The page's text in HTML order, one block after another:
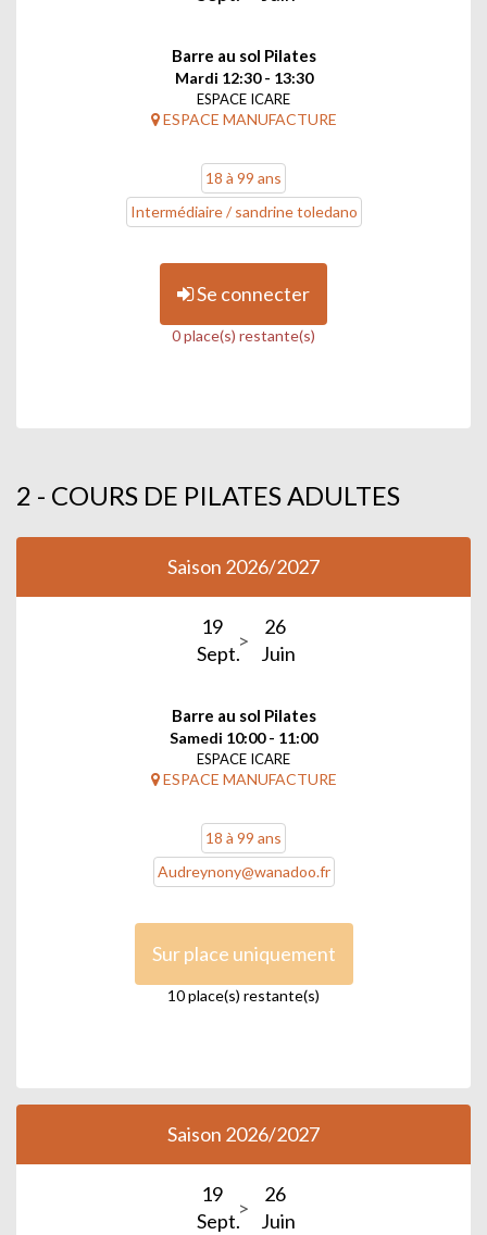
Barre au sol Pilates
Mardi 12:30 - 13:30
ESPACE ICARE
ESPACE MANUFACTURE
18 à 99 ans
Intermédiaire / sandrine toledano
Se connecter
0 place(s) restante(s)
2 - COURS DE PILATES ADULTES
Saison 2026/2027
19
Sept.
26
Juin
Barre au sol Pilates
Samedi 10:00 - 11:00
ESPACE ICARE
ESPACE MANUFACTURE
18 à 99 ans
Audreynony@wanadoo.fr
Sur place uniquement
10 place(s) restante(s)
Saison 2026/2027
19
Sept.
26
Juin